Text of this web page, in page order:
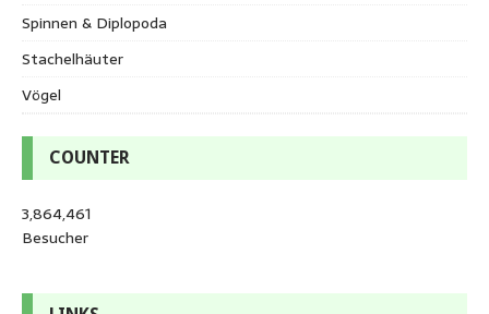
Spinnen & Diplopoda
Stachelhäuter
Vögel
COUNTER
3,864,461
Besucher